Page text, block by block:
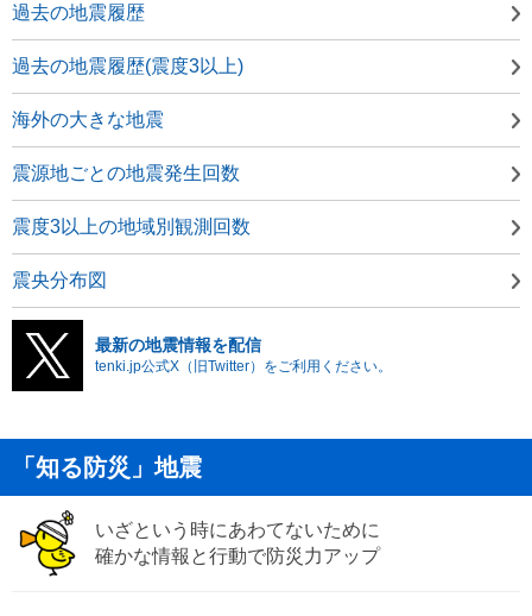
過去の地震履歴
過去の地震履歴(震度3以上)
海外の大きな地震
震源地ごとの地震発生回数
震度3以上の地域別観測回数
震央分布図
最新の地震情報を配信
tenki.jp公式X（旧Twitter）をご利用ください。
「知る防災」地震
いざという時にあわてないために
確かな情報と行動で防災力アップ